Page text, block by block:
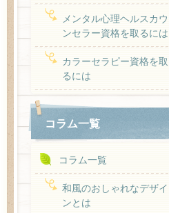
メンタル心理ヘルスカウ
ンセラー資格を取るには
カラーセラピー資格を取
るには
コラム一覧
コラム一覧
和風のおしゃれなデザイ
ンとは